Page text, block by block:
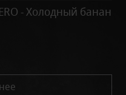
- Холодный банан